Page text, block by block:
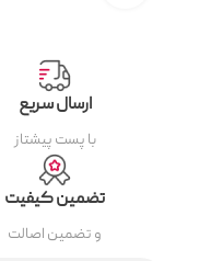
ارسال سریع
با پست پیشتاز
تضمین کیفیت
و تضمین اصالت